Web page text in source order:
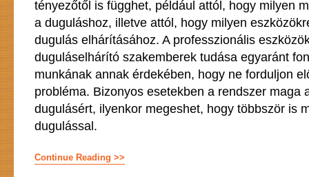
tényezőtől is függhet, például attól, hogy milyen
a duguláshoz, illetve attól, hogy milyen
dugulás elhárításához. A professzionális
duguláselhárító szakemberek tudása egyaránt
munkának annak érdekében, hogy ne forduljon
probléma. Bizonyos esetekben a rendszer maga
dugulásért, ilyenkor megeshet, hogy többször is
dugulással.
Continue Reading >>